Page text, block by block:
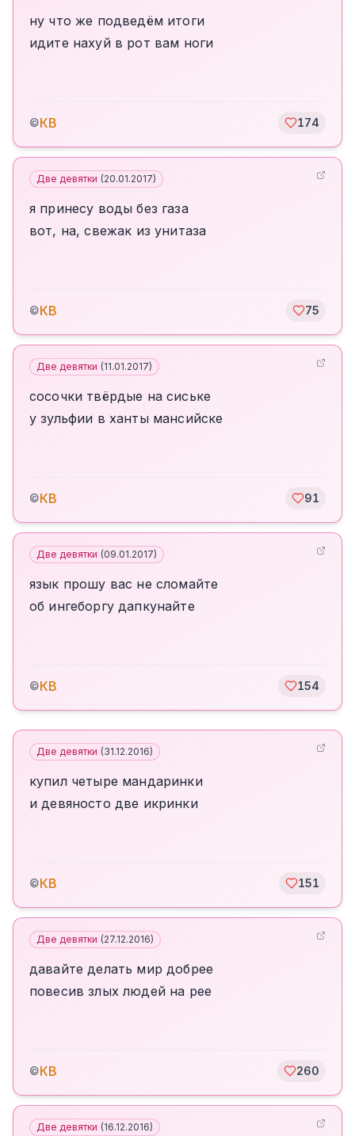
ну что же подведём итоги
идите нахуй в рот вам ноги
©КВ 174
Две девятки (20.01.2017)
я принесу воды без газа
вот, на, свежак из унитаза
©КВ 75
Две девятки (11.01.2017)
сосочки твёрдые на сиське
у зульфии в ханты мансийске
©КВ 91
Две девятки (09.01.2017)
язык прошу вас не сломайте
об ингеборгу дапкунайте
©КВ 154
Две девятки (31.12.2016)
купил четыре мандаринки
и девяносто две икринки
©КВ 151
Две девятки (27.12.2016)
давайте делать мир добрее
повесив злых людей на рее
©КВ 260
Две девятки (16.12.2016)